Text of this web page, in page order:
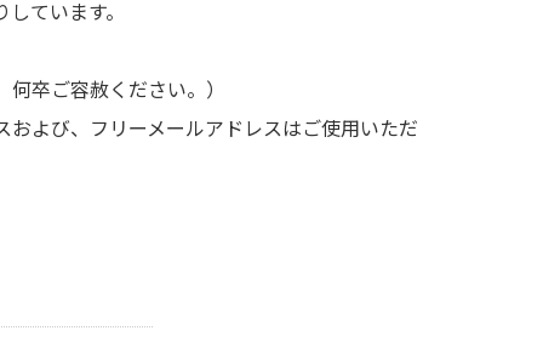
ています。
卒ご容赦ください。）
よび、フリーメールアドレスはご使用いただ